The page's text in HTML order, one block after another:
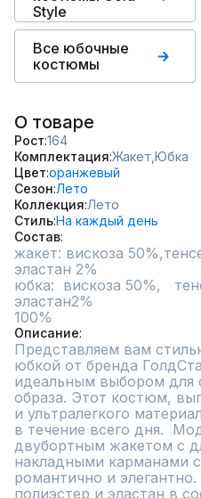
Style
Все юбочные
костюмы
О товаре
Рост 164
Комплектация Жакет, Юбка
Цвет оранжевый
Сезон Лето
Коллекция Лето
СтильНа каждый день
Состав
жакет: вискоза
эластан 2%
юбка:  вискоза 50%,
эластан2%
100%
Описание
Представляем вам
юбкой от бренда
идеальным выбором для
образа. Этот костюм,
и ультралегкого
в течение всего дня.
двубортным жакетом с
накладными карманами
романтично и элегантно.
полиэстер и эластан в